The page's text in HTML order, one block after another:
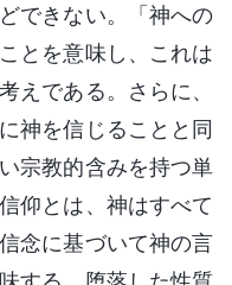
できない。「神への
とを意味し、これは
えである。さらに、
神を信じることと同
宗教的含みを持つ単
仰とは、神はすべて
念に基づいて神の言